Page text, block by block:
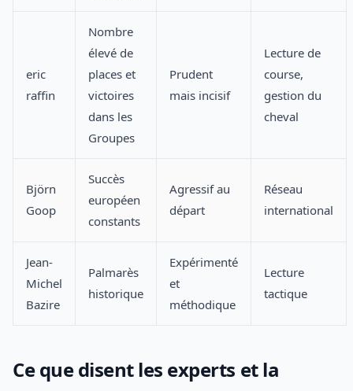
eric
raffin
Nombre
élevé de
places et
victoires
dans les
Groupes
Prudent
mais incisif
Lecture de
course,
gestion du
cheval
Björn
Goop
Succès
européen
constants
Agressif au
départ
Réseau
international
Jean-
Michel
Bazire
Palmarès
historique
Expérimenté
et
méthodique
Lecture
tactique
Ce que disent les experts et la